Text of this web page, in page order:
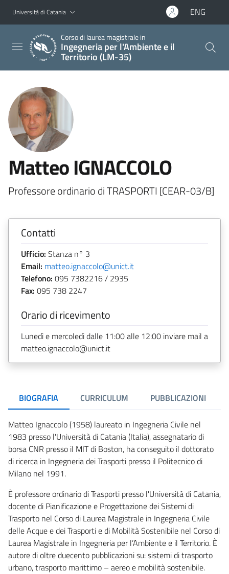
Vai al contenuto principale
Vai al menu di navigazione
Università di Catania ENG
Corso di laurea magistrale in
Ingegneria per l'Ambiente e il
Territorio (LM-35)
Matteo IGNACCOLO
Professore ordinario di TRASPORTI [CEAR-03/B]
Contatti
Ufficio: Stanza n° 3
Email: matteo.ignaccolo@unict.it
Telefono: 095 7382216 / 2935
Fax: 095 738 2247
Orario di ricevimento
Lunedì e mercoledì dalle 11:00 alle 12:00 inviare mail a
matteo.ignaccolo@unict.it
BIOGRAFIA CURRICULUM PUBBLICAZIONI
Matteo Ignaccolo (1958) laureato in Ingegneria Civile nel
1983 presso l'Università di Catania (Italia), assegnatario di
borsa CNR presso il MIT di Boston, ha conseguito il dottorato
di ricerca in Ingegneria dei Trasporti presso il Politecnico di
Milano nel 1991.
È professore ordinario di Trasporti presso l'Università di Catania,
docente di Pianificazione e Progettazione dei Sistemi di
Trasporto nel Corso di Laurea Magistrale in Ingegneria Civile
delle Acque e dei Trasporti e di Mobilità Sostenibile nel Corso di
Laurea Magistrale in Ingegneria per l’Ambiente e il Territorio. È
autore di oltre duecento pubblicazioni su: sistemi di trasporto
urbano, trasporto marittimo – aereo e mobilità sostenibile.